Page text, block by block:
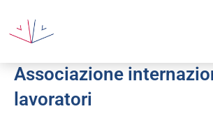
Associazione
lavoratori